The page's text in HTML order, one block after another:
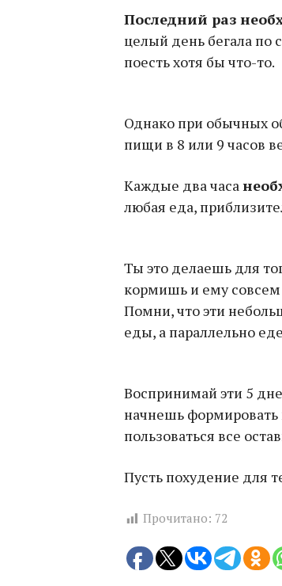
Последний раз
целый день бегала по
поесть хотя бы что-то.
Однако при обычных
пищи в 8 или 9 часов
Каждые два часа
любая еда,
Ты это делаешь для
кормишь и ему
Помни, что эти
еды, а параллельно
Воспринимай эти 5
начнешь
пользоваться все
Пусть похудение для
Прочитано: 72